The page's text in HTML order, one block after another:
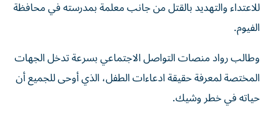
للاعتداء والتهديد بالقتل من جانب معلمة بمدرسته في محافظة
الفيوم.
وطالب رواد منصات التواصل الاجتماعي بسرعة تدخل الجهات
المختصة لمعرفة حقيقة ادعاءات الطفل، الذي أوحى للجميع أن
حياته في خطر وشيك.